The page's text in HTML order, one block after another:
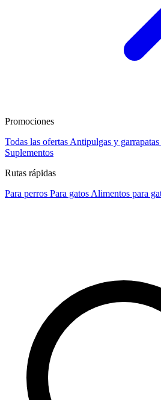
Promociones
Todas las ofertas Antipulgas y garrapatas
Suplementos
Rutas rápidas
Para perros Para gatos Alimentos para